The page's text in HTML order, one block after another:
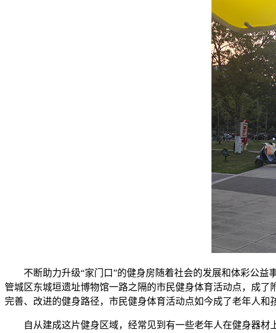
不断助力升级“家门口”的健身房随着社会的发展和体彩公
管城区东城垣遗址博物馆一路之隔的市民健身体育活动点，成
完善、改进的健身路径，市民健身体育活动点如今成了老年人和
自从建成这片健身区域，经常见到有一些老年人在健身器